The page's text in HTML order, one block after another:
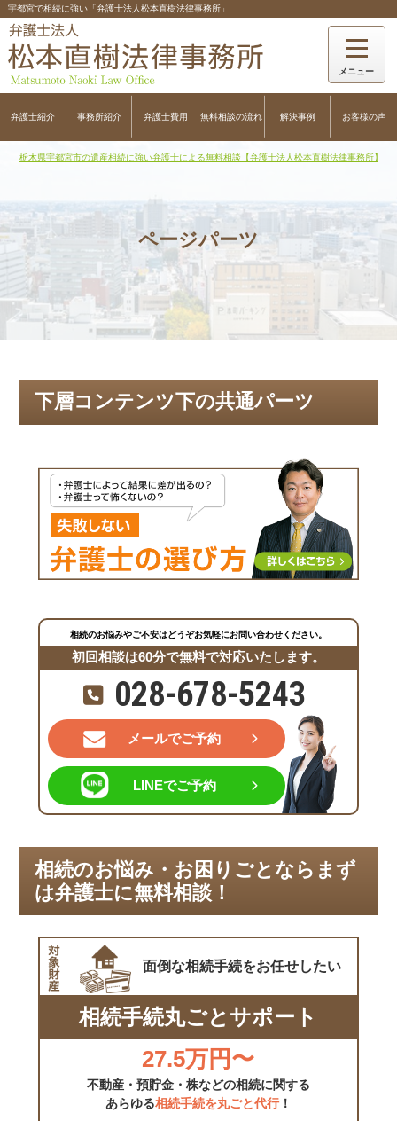
宇都宮で相続に強い「弁護士法人松本直樹法律事務所」
弁護士紹介 事務所紹介 弁護士費用 無料相談の流れ 解決事例 お客様の声
栃木県宇都宮市の遺産相続に強い弁護士による無料相談【弁護士法人松本直樹法律事務所】
ページパーツ
下層コンテンツ下の共通パーツ
相続のお悩みやご不安はどうぞお気軽にお問い合わせください。
初回相談は60分で無料で対応いたします。
028-678-5243
メールでご予約
LINEでご予約
相続のお悩み・お困りごとならまず
は弁護士に無料相談！
面倒な相続手続をお任せしたい
相続手続丸ごとサポート
27.5万円〜
不動産・預貯金・株などの相続に関する
あらゆる相続手続を丸ごと代行！